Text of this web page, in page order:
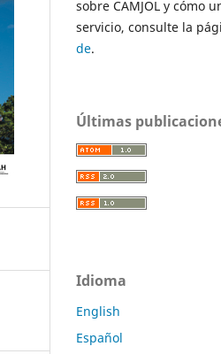
sobre CAMJOL y cómo
servicio, consulte la
de.
Últimas
Idioma
English
Español